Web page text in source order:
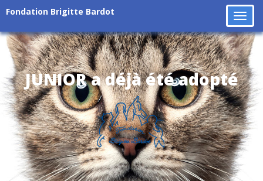
Fondation Brigitte Bardot
JUNIOR a déjà été adopté